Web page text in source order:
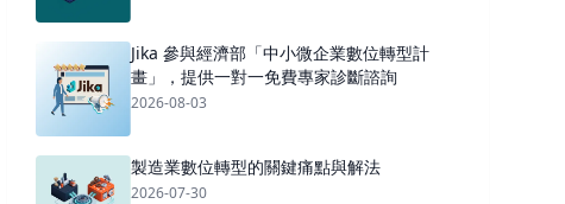
Jika 參與經濟部「中小微企業數位轉型計
畫」，提供一對一免費專家診斷諮詢
2026-08-03
製造業數位轉型的關鍵痛點與解法
2026-07-30